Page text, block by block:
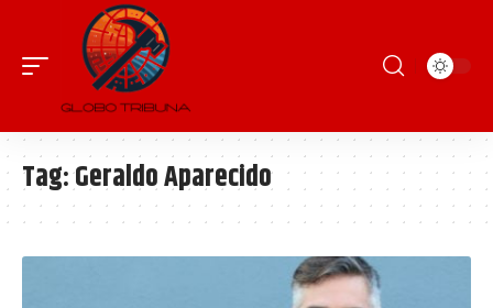
Tag:Geraldo Aparecido